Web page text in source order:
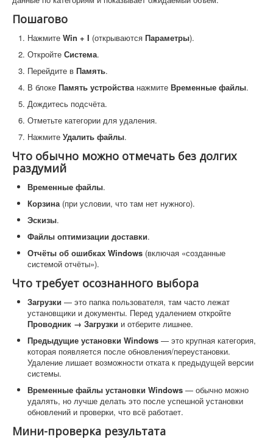
Пошагово
Нажмите Win + I (открываются Параметры).
Откройте Система.
Перейдите в Память.
В блоке Память устройства нажмите Временные файлы.
Дождитесь подсчёта.
Отметьте категории для удаления.
Нажмите Удалить файлы.
Что обычно можно отмечать без долгих
раздумий
Временные файлы.
Корзина (при условии, что там нет нужного).
Эскизы.
Файлы оптимизации доставки.
Отчёты об ошибках Windows (включая «созданные
системой отчёты»).
Что требует осознанного выбора
Загрузки — это папка пользователя, там часто лежат
установщики и документы. Перед удалением откройте
Проводник → Загрузки и отберите лишнее.
Предыдущие установки Windows — это крупная категория,
которая появляется после обновления/переустановки.
Удаление лишает возможности отката к предыдущей версии
системы.
Временные файлы установки Windows — обычно можно
удалять, но лучше делать это после успешной установки
обновлений и проверки, что всё работает.
Мини-проверка результата